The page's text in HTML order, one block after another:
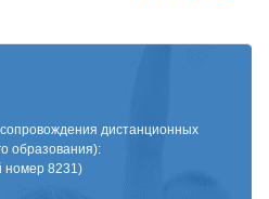
дистанционных
образования):
номер 8231)